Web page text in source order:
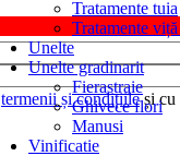
Tratamente tuia
Tratamente
Unelte
Unelte gradinarit
Fierastraie
Ghivece flori
Manusi
Vinificatie
termenii și condițiileși cu